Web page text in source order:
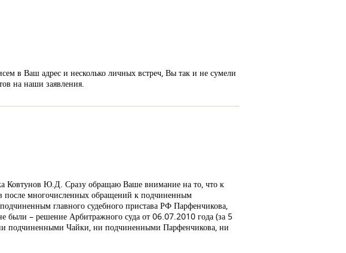
в Ваш адрес и несколько личных встреч, Вы так и не сумели
на наши заявления.
Ю.Д. Сразу обращаю Ваше внимание на то, что к
после многочисленных обращений к подчиненным
главного судебного пристава РФ Парфенчикова,
были – решение Арбитражного суда от 06.07.2010 года (за 5
подчиненными Чайки, ни подчиненными Парфенчикова, ни